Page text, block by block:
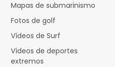
Mapas de submarinismo
Fotos de golf
Vídeos de Surf
Vídeos de deportes
extremos